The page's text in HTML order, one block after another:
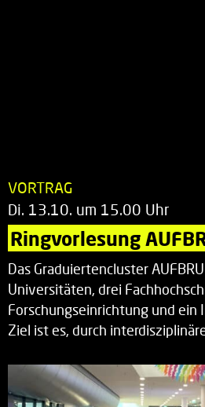
VORTRAG
Di. 13.10. um 15.00 Uhr
Ringvorlesung
Das Graduiertencluster
Universitäten, drei
Forschungseinrichtung und ein
Ziel ist es, durch